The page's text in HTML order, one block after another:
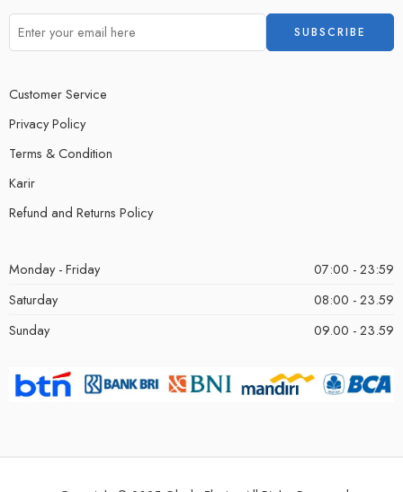
Customer Service
Privacy Policy
Terms & Condition
Karir
Refund and Returns Policy
Monday - Friday
07:00 - 23:59
Saturday
08:00 - 23.59
Sunday
09.00 - 23.59